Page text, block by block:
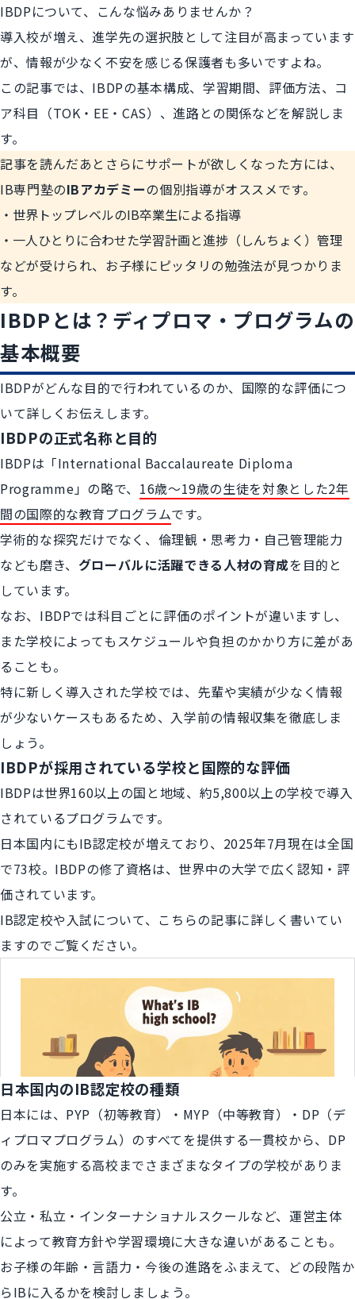
IBDPについて、こんな悩みありませんか？
導入校が増え、進学先の選択肢として注目が高まっています
が、情報が少なく不安を感じる保護者も多いですよね。
この記事では、IBDPの基本構成、学習期間、評価方法、コ
ア科目（TOK・EE・CAS）、進路との関係などを解説しま
す。
記事を読んだあとさらにサポートが欲しくなった方には、
IB専門塾のIBアカデミーの個別指導がオススメです。
世界トップレベルのIB卒業生による指導
一人ひとりに合わせた学習計画と進捗（しんちょく）管理
などが受けられ、お子様にピッタリの勉強法が見つかりま
す。
IBDPとは？ディプロマ・プログラムの
基本概要
IBDPがどんな目的で行われているのか、国際的な評価につ
いて詳しくお伝えします。
IBDPの正式名称と目的
IBDPは「International Baccalaureate Diploma
Programme」の略で、 16歳〜19歳の生徒を対象とした2年
間の国際的な教育プログラムです。
学術的な探究だけでなく、倫理観・思考力・自己管理能力
なども磨き、 グローバルに活躍できる人材の育成を目的と
しています。
なお、IBDPでは科目ごとに評価のポイントが違いますし、
また学校によってもスケジュールや負担のかかり方に差があ
ることも。
特に新しく導入された学校では、先輩や実績が少なく情報
が少ないケースもあるため、入学前の情報収集を徹底しま
しょう。
IBDPが採用されている学校と国際的な評価
IBDPは世界160以上の国と地域、約5,800以上の学校で導入
されているプログラムです。
日本国内にもIB認定校が増えており、2025年7月現在は全国
で73校。IBDPの修了資格は、世界中の大学で広く認知・評
価されています。
IB認定校や入試について、こちらの記事に詳しく書いてい
ますのでご覧ください。
日本国内のIB認定校の種類
日本には、PYP（初等教育）・MYP（中等教育）・DP（デ
ィプロマプログラム）のすべてを提供する一貫校から、DP
のみを実施する高校までさまざまなタイプの学校がありま
す。
公立・私立・インターナショナルスクールなど、運営主体
によって教育方針や学習環境に大きな違いがあることも。
お子様の年齢・言語力・今後の進路をふまえて、どの段階か
らIBに入るかを検討しましょう。